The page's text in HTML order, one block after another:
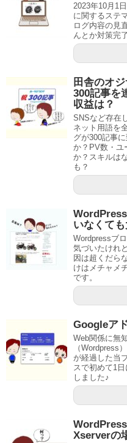
2023年10月1
に関するステ
ログ内容の見
んとか対策完
田舎のオ
300記事を
収益は？
SNSなど存在
ネット用語を
グが300記事
か？PV数・ユ
か？スキルは
も？
いなくて
Wordpressブ
気づいたけれ
因は超くだら
けはメチャメ
です。
Googleア
Web関係に無
（Wordpress
が経過した当
スで初めて1
しました♪
Xserverの